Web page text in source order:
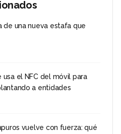
de una nueva estafa que
el NFC del móvil para
a entidades
vuelve con fuerza: qué